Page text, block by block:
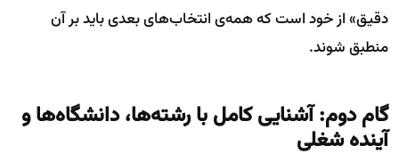
دقیق» از خود است که همه‌ی انتخاب‌های بعدی باید بر آن
منطبق شوند.
گام دوم: آشنایی کامل با رشته‌ها، دانشگاه‌ها و
آینده شغلی